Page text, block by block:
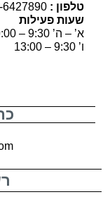
טלפון :6427890
שעות פעילות
א’ – ה’ 9:30 – 19:00
ו’ 9:30 – 13:00